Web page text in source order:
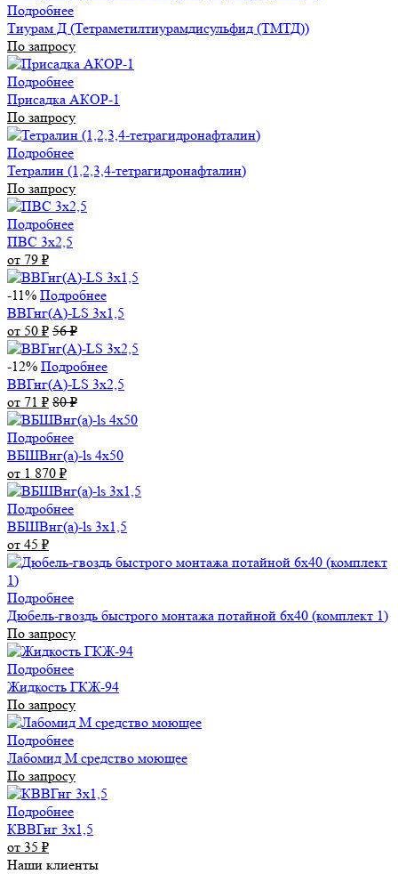
Подробнее
Тиурам Д (Тетраметилтиурамдисульфид (ТМТД))
По запросу
Подробнее
Присадка АКОР-1
По запросу
Подробнее
Тетралин (1,2,3,4-тетрагидронафталин)
По запросу
Подробнее
ПВС 3х2,5
от 79 ₽
-11% Подробнее
ВВГнг(А)-LS 3х1,5
от 50 ₽ 56₽
-12% Подробнее
ВВГнг(А)-LS 3х2,5
от 71 ₽ 80₽
Подробнее
ВБШВнг(а)-ls 4x50
от 1 870 ₽
Подробнее
ВБШВнг(а)-ls 3х1,5
от 45 ₽
Подробнее
Дюбель-гвоздь быстрого монтажа потайной 6х40 (комплект 1)
По запросу
Подробнее
Жидкость ГКЖ-94
По запросу
Подробнее
Лабомид М средство моющее
По запросу
Подробнее
КВВГнг 3х1,5
от 35 ₽
Наши клиенты